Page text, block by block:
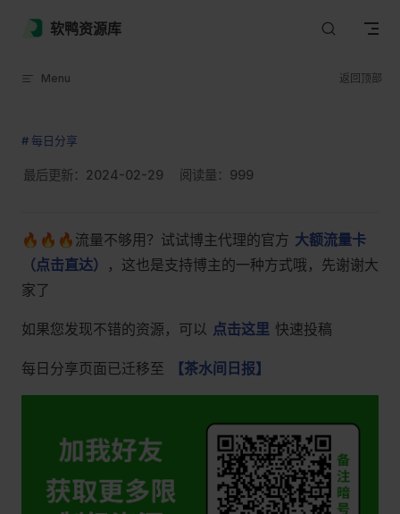
Skip to content
软鸭资源库
Menu 返回顶部
# 每日分享
最后更新：2024-02-29 阅读量： 999
🔥🔥🔥流量不够用？试试博主代理的官方 大额流量卡
（点击直达）
，这也是支持博主的一种方式哦，先谢谢大
家了
如果您发现不错的资源，可以 点击这里 快速投稿
每日分享页面已迁移至 【茶水间日报】